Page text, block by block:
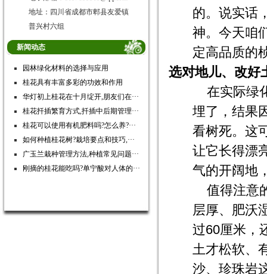
地址：四川省成都市郫县友爱镇
普兴村六组
新闻动态
园林绿化材料的选择与应用
桂花具有丰富多彩的功效和作用
华灯初上桂花在十月绽开,朋友们在···
桂花扦插繁育方式,扦插中后期管理···
桂花可以使用有机肥料吗?怎么养?···
如何种植桂花树?栽培要点和技巧,···
广玉兰栽种管理方法,种植常见问题···
刚摘的桂花能吃吗?单宁酸对人体的···
的。说实话
神。今天咱
定高品质的
选对地儿、改好
在实际绿
埋了，结果
看树死。这
让它长得漂
气的开阔地
值得注意
层厚、肥沃
过60厘米，
土才松软、
沙、珍珠岩